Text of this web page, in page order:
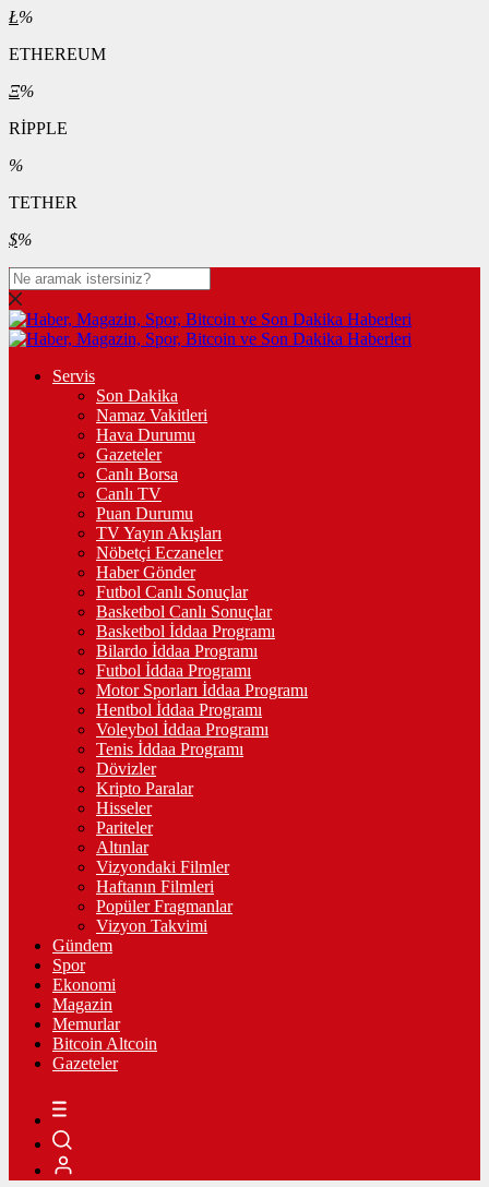
Ł%
ETHEREUM
Ξ%
RİPPLE
%
TETHER
$%
Servis
Son Dakika
Namaz Vakitleri
Hava Durumu
Gazeteler
Canlı Borsa
Canlı TV
Puan Durumu
TV Yayın Akışları
Nöbetçi Eczaneler
Haber Gönder
Futbol Canlı Sonuçlar
Basketbol Canlı Sonuçlar
Basketbol İddaa Programı
Bilardo İddaa Programı
Futbol İddaa Programı
Motor Sporları İddaa Programı
Hentbol İddaa Programı
Voleybol İddaa Programı
Tenis İddaa Programı
Dövizler
Kripto Paralar
Hisseler
Pariteler
Altınlar
Vizyondaki Filmler
Haftanın Filmleri
Popüler Fragmanlar
Vizyon Takvimi
Gündem
Spor
Ekonomi
Magazin
Memurlar
Bitcoin Altcoin
Gazeteler